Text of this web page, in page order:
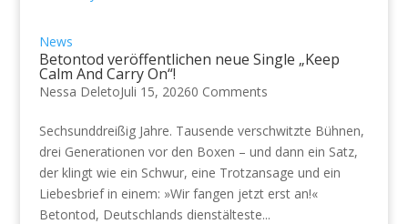
News
Betontod veröffentlichen neue Single „Keep
Calm And Carry On“!
Nessa DeletoJuli 15, 20260 Comments
Sechsunddreißig Jahre. Tausende verschwitzte Bühnen,
drei Generationen vor den Boxen – und dann ein Satz,
der klingt wie ein Schwur, eine Trotzansage und ein
Liebesbrief in einem: »Wir fangen jetzt erst an!«
Betontod, Deutschlands dienstälteste...